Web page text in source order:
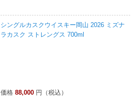
シングルカスクウイスキー岡山 2026 ミズナ
ラカスク ストレングス 700ml
価格 88,000 円（税込）